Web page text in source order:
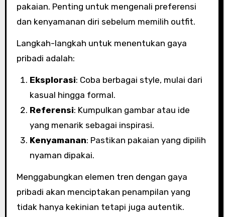
pakaian. Penting untuk mengenali preferensi
dan kenyamanan diri sebelum memilih outfit.
Langkah-langkah untuk menentukan gaya
pribadi adalah:
Eksplorasi: Coba berbagai style, mulai dari
kasual hingga formal.
Referensi: Kumpulkan gambar atau ide
yang menarik sebagai inspirasi.
Kenyamanan: Pastikan pakaian yang dipilih
nyaman dipakai.
Menggabungkan elemen tren dengan gaya
pribadi akan menciptakan penampilan yang
tidak hanya kekinian tetapi juga autentik.